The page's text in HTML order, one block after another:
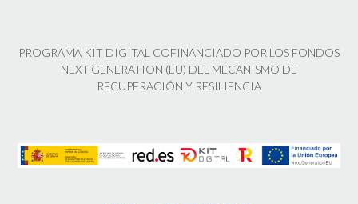
PROGRAMA KIT DIGITAL COFINANCIADO POR LOS FONDOS
NEXT GENERATION (EU) DEL MECANISMO DE
RECUPERACIÓN Y RESILIENCIA